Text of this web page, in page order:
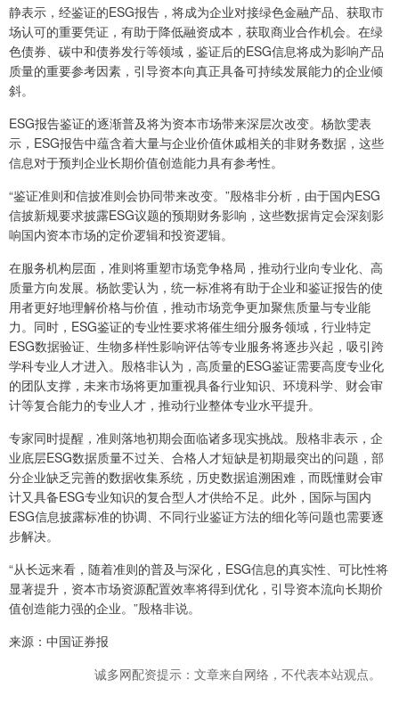
静表示，经鉴证的ESG报告，将成为企业对接绿色金融产品、获取市
场认可的重要凭证，有助于降低融资成本，获取商业合作机会。在绿
色债券、碳中和债券发行等领域，鉴证后的ESG信息将成为影响产品
质量的重要参考因素，引导资本向真正具备可持续发展能力的企业倾
斜。
ESG报告鉴证的逐渐普及将为资本市场带来深层次改变。杨歆雯表
示，ESG报告中蕴含着大量与企业价值休戚相关的非财务数据，这些
信息对于预判企业长期价值创造能力具有参考性。
“鉴证准则和信披准则会协同带来改变。”殷格非分析，由于国内ESG
信披新规要求披露ESG议题的预期财务影响，这些数据肯定会深刻影
响国内资本市场的定价逻辑和投资逻辑。
在服务机构层面，准则将重塑市场竞争格局，推动行业向专业化、高
质量方向发展。杨歆雯认为，统一标准将有助于企业和鉴证报告的使
用者更好地理解价格与价值，推动市场竞争更加聚焦质量与专业能
力。同时，ESG鉴证的专业性要求将催生细分服务领域，行业特定
ESG数据验证、生物多样性影响评估等专业服务将逐步兴起，吸引跨
学科专业人才进入。殷格非认为，高质量的ESG鉴证需要高度专业化
的团队支撑，未来市场将更加重视具备行业知识、环境科学、财会审
计等复合能力的专业人才，推动行业整体专业水平提升。
专家同时提醒，准则落地初期会面临诸多现实挑战。殷格非表示，企
业底层ESG数据质量不过关、合格人才短缺是初期最突出的问题，部
分企业缺乏完善的数据收集系统，历史数据追溯困难，而既懂财会审
计又具备ESG专业知识的复合型人才供给不足。此外，国际与国内
ESG信息披露标准的协调、不同行业鉴证方法的细化等问题也需要逐
步解决。
“从长远来看，随着准则的普及与深化，ESG信息的真实性、可比性将
显著提升，资本市场资源配置效率将得到优化，引导资本流向长期价
值创造能力强的企业。”殷格非说。
来源：中国证券报
诚多网配资提示：文章来自网络，不代表本站观点。